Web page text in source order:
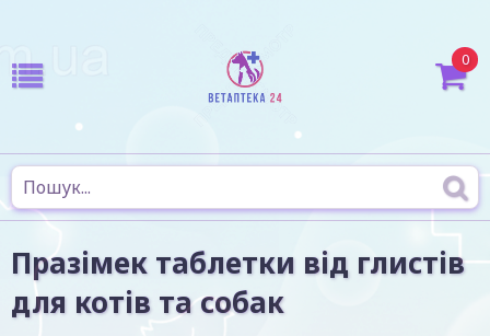
0
Празімек таблетки від глистів
для котів та собак